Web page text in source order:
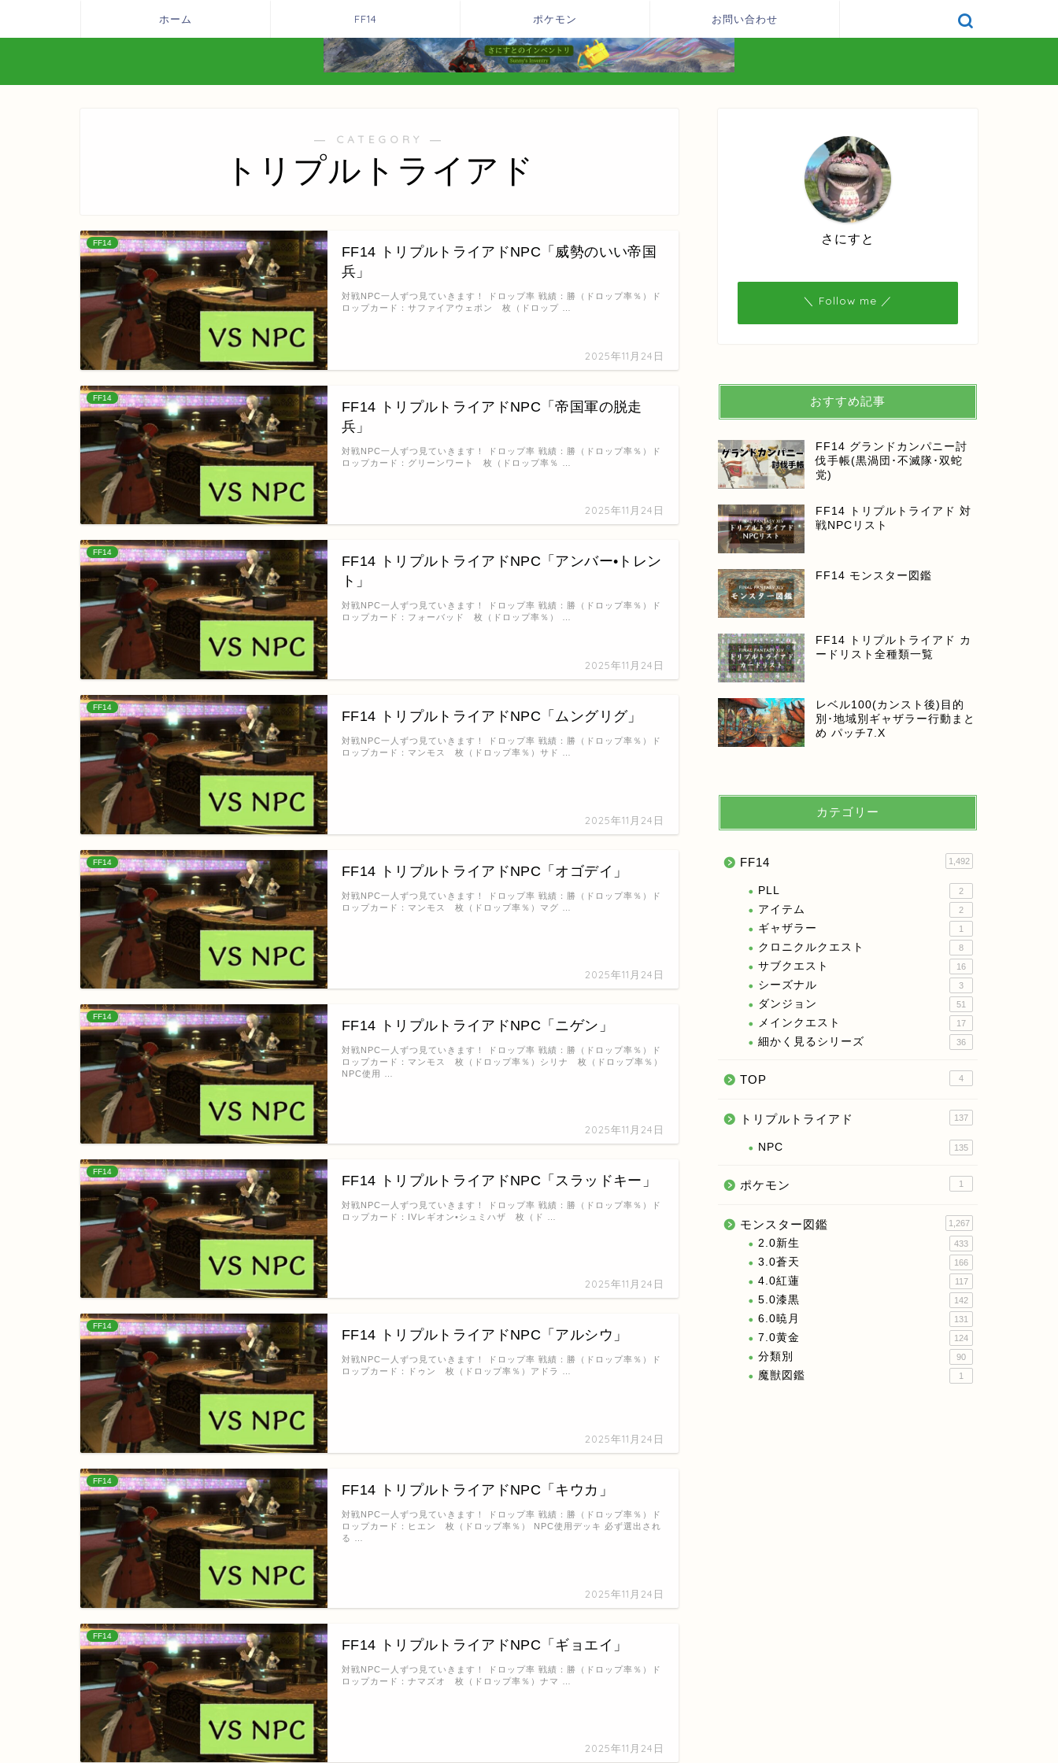
ホーム FF14 ポケモン お問い合わせ
― CATEGORY ―
トリプルトライアド
FF14
FF14 トリプルトライアドNPC「威勢のいい帝国
兵」
2025年11月24日
対戦NPC一人ずつ見ていきます！ ドロップ率 戦績：勝（ドロップ率％）ド
ロップカード：サファイアウェポン 枚（ドロップ …
FF14
FF14 トリプルトライアドNPC「帝国軍の脱走
兵」
2025年11月24日
対戦NPC一人ずつ見ていきます！ ドロップ率 戦績：勝（ドロップ率％）ド
ロップカード：グリーンワート 枚（ドロップ率％ …
FF14
FF14 トリプルトライアドNPC「アンバー•トレン
ト」
2025年11月24日
対戦NPC一人ずつ見ていきます！ ドロップ率 戦績：勝（ドロップ率％）ド
ロップカード：フォーバッド 枚（ドロップ率％） …
FF14
FF14 トリプルトライアドNPC「ムングリグ」
2025年11月24日
対戦NPC一人ずつ見ていきます！ ドロップ率 戦績：勝（ドロップ率％）ド
ロップカード：マンモス 枚（ドロップ率％）サド …
FF14
FF14 トリプルトライアドNPC「オゴデイ」
2025年11月24日
対戦NPC一人ずつ見ていきます！ ドロップ率 戦績：勝（ドロップ率％）ド
ロップカード：マンモス 枚（ドロップ率％）マグ …
FF14
FF14 トリプルトライアドNPC「ニゲン」
2025年11月24日
対戦NPC一人ずつ見ていきます！ ドロップ率 戦績：勝（ドロップ率％）ド
ロップカード：マンモス 枚（ドロップ率％）シリナ 枚（ドロップ率％）
NPC使用 …
FF14
FF14 トリプルトライアドNPC「スラッドキー」
2025年11月24日
対戦NPC一人ずつ見ていきます！ ドロップ率 戦績：勝（ドロップ率％）ド
ロップカード：IVレギオン•シュミハザ 枚（ド …
FF14
FF14 トリプルトライアドNPC「アルシウ」
2025年11月24日
対戦NPC一人ずつ見ていきます！ ドロップ率 戦績：勝（ドロップ率％）ド
ロップカード：ドゥン 枚（ドロップ率％）アドラ …
FF14
FF14 トリプルトライアドNPC「キウカ」
2025年11月24日
対戦NPC一人ずつ見ていきます！ ドロップ率 戦績：勝（ドロップ率％）ド
ロップカード：ヒエン 枚（ドロップ率％） NPC使用デッキ 必ず選出され
る …
FF14
FF14 トリプルトライアドNPC「ギョエイ」
2025年11月24日
対戦NPC一人ずつ見ていきます！ ドロップ率 戦績：勝（ドロップ率％）ド
ロップカード：ナマズオ 枚（ドロップ率％）ナマ …
さにすと
＼ Follow me ／
おすすめ記事
FF14 グランドカンパニー討
伐手帳(黒渦団･不滅隊･双蛇
党)
FF14 トリプルトライアド 対
戦NPCリスト
FF14 モンスター図鑑
FF14 トリプルトライアド カ
ードリスト全種類一覧
レベル100(カンスト後)目的
別･地域別ギャザラー行動まと
め パッチ7.X
カテゴリー
FF14 1,492
PLL 2
アイテム 2
ギャザラー 1
クロニクルクエスト 8
サブクエスト 16
シーズナル 3
ダンジョン 51
メインクエスト 17
細かく見るシリーズ 36
TOP 4
トリプルトライアド 137
NPC 135
ポケモン 1
モンスター図鑑 1,267
2.0新生 433
3.0蒼天 166
4.0紅蓮 117
5.0漆黒 142
6.0暁月 131
7.0黄金 124
分類別 90
魔獣図鑑 1